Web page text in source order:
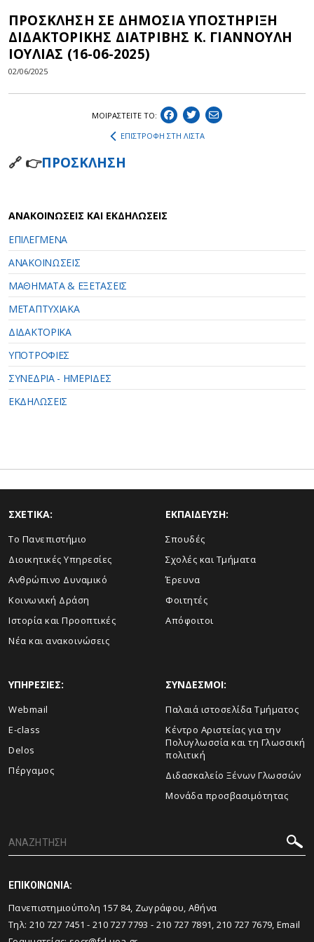
ΠΡΟΣΚΛΗΣΗ ΣΕ ΔΗΜΟΣΙΑ ΥΠΟΣΤΗΡΙΞΗ
ΔΙΔΑΚΤΟΡΙΚΗΣ ΔΙΑΤΡΙΒΗΣ Κ. ΓΙΑΝΝΟΥΛΗ
ΙΟΥΛΙΑΣ (16-06-2025)
02/06/2025
ΜΟΙΡΑΣΤEIΤΕ ΤΟ:
ΕΠΙΣΤΡΟΦΗ ΣΤΗ ΛΙΣΤΑ
🔗 👉ΠΡΟΣΚΛΗΣΗ
ΑΝΑΚΟΙΝΩΣΕΙΣ ΚΑΙ ΕΚΔΗΛΩΣΕΙΣ
ΕΠΙΛΕΓΜΕΝΑ
ΑΝΑΚΟΙΝΩΣΕΙΣ
ΜΑΘΗΜΑΤΑ & ΕΞΕΤΑΣΕΙΣ
ΜΕΤΑΠΤΥΧΙΑΚΑ
ΔΙΔΑΚΤΟΡΙΚΑ
ΥΠΟΤΡΟΦΙΕΣ
ΣΥΝΕΔΡΙΑ - ΗΜΕΡΙΔΕΣ
ΕΚΔΗΛΩΣΕΙΣ
ΣΧΕΤΙΚΑ:
Το Πανεπιστήμιο
Διοικητικές Υπηρεσίες
Ανθρώπινο Δυναμικό
Κοινωνική Δράση
Ιστορία και Προοπτικές
Νέα και ανακοινώσεις
ΕΚΠΑΙΔΕΥΣΗ:
Σπουδές
Σχολές και Τμήματα
Έρευνα
Φοιτητές
Απόφοιτοι
ΥΠΗΡΕΣΙΕΣ:
Webmail
E-class
Delos
Πέργαμος
ΣΥΝΔΕΣΜΟΙ:
Παλαιά ιστοσελίδα Τμήματος
Κέντρο Αριστείας για την
Πολυγλωσσία και τη Γλωσσική
πολιτική
Διδασκαλείο Ξένων Γλωσσών
Μονάδα προσβασιμότητας
ΕΠΙΚΟΙΝΩΝΙΑ:
Πανεπιστημιούπολη 157 84, Ζωγράφου, Αθήνα
Τηλ: 210 727 7451 - 210 727 7793 - 210 727 7891, 210 727 7679, Email